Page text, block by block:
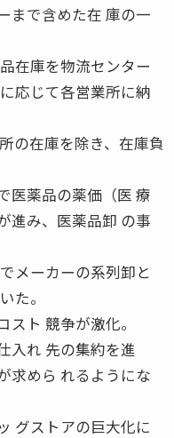
まで含めた在 庫の一
在庫を物流センター
応じて各営業所に納
の在庫を除き、在庫負
医薬品の薬価（医 療
進み、医薬品卸 の事
メーカーの系列卸と
た。
ト 競争が激化。
入れ 先の集約を進
求めら れるようにな
グストアの巨大化に